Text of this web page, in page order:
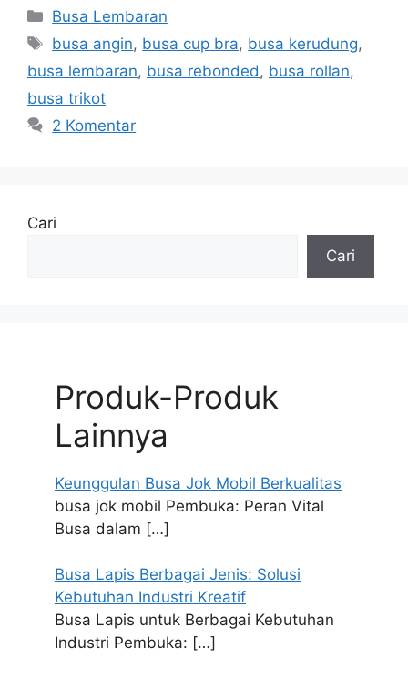
Kategori
Busa Lembaran
Tag
busa angin, busa cup bra, busa kerudung,
busa lembaran, busa rebonded , busa rollan,
busa trikot
2 Komentar
Cari
Cari
Produk-Produk
Lainnya
Keunggulan Busa Jok Mobil Berkualitas
busa jok mobil Pembuka: Peran Vital
Busa dalam […]
Busa Lapis Berbagai Jenis: Solusi
Kebutuhan Industri Kreatif
Busa Lapis untuk Berbagai Kebutuhan
Industri Pembuka: […]